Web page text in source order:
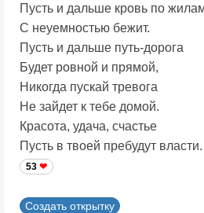
Пусть и дальше кровь по
С неуемностью бежит.
Пусть и дальше путь-дорога
Будет ровной и прямой,
Никогда пускай тревога
Не зайдет к тебе домой.
Красота, удача, счастье
Пусть в твоей пребудут власти.
53
Создать открытку